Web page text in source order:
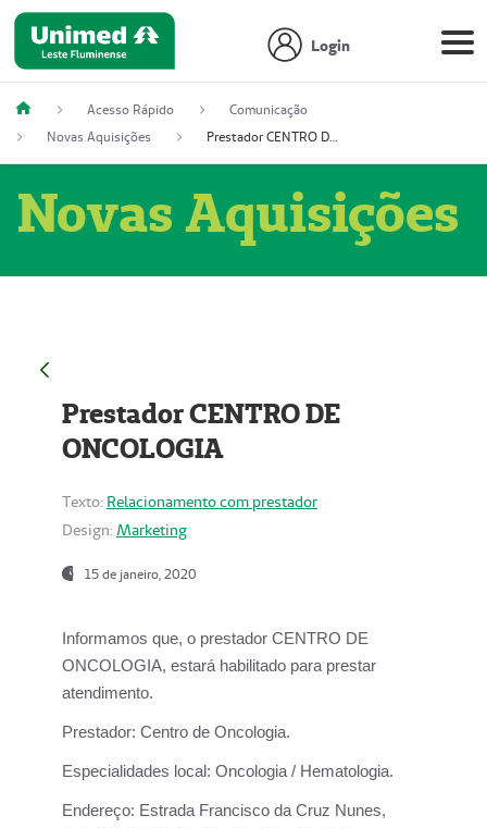
Login
Acesso Rápido
Comunicação
Novas Aquisições
Prestador CENTRO DE ONCOLOGIA
Novas Aquisições
Prestador CENTRO DE
ONCOLOGIA
Texto: Relacionamento com prestador
Design: Marketing
15 de janeiro, 2020
Informamos que, o prestador CENTRO DE
ONCOLOGIA, estará habilitado para prestar
atendimento.
Prestador: Centro de Oncologia.
Especialidades local: Oncologia / Hematologia.
Endereço: Estrada Francisco da Cruz Nunes,